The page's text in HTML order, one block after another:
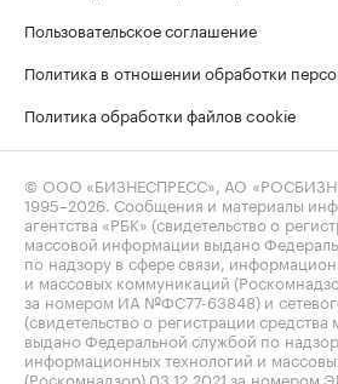
Пользовательское соглашение
Политика в отношении обработки
Политика обработки файлов cookie
© ООО «БИЗНЕСПРЕСС», АО
1995–2026 . Сообщения и материалы
агентства «РБК» (свидетельство о
массовой информации выдано
по надзору в сфере связи,
и массовых коммуникаций
за номером ИА №ФС77-63848) и
(свидетельство о регистрации
выдано Федеральной службой по
информационных технологий и
(Роскомнадзор) 03.12.2021 за